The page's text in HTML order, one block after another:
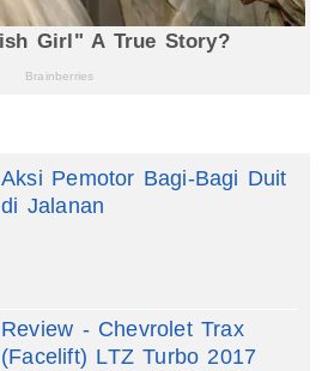
Aksi Pemotor Bagi-Bagi Duit
di Jalanan
Review - Chevrolet Trax
(Facelift) LTZ Turbo 2017